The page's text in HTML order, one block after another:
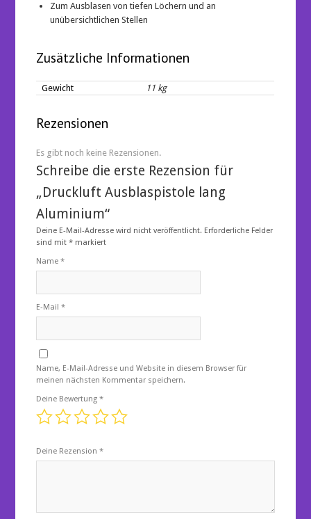
Zum Ausblasen von tiefen Löchern und an
unübersichtlichen Stellen
Zusätzliche Informationen
Gewicht 11 kg
Rezensionen
Es gibt noch keine Rezensionen.
Schreibe die erste Rezension für
„Druckluft Ausblaspistole lang
Aluminium“
Deine E-Mail-Adresse wird nicht veröffentlicht. Erforderliche Felder
sind mit* markiert
Name*
E-Mail*
Name, E-Mail-Adresse und Website in diesem Browser für
meinen nächsten Kommentar speichern.
Deine Bewertung*
Deine Rezension*